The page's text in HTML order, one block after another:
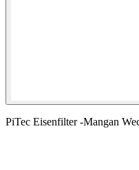
PiTec Eisenfilter -Mangan